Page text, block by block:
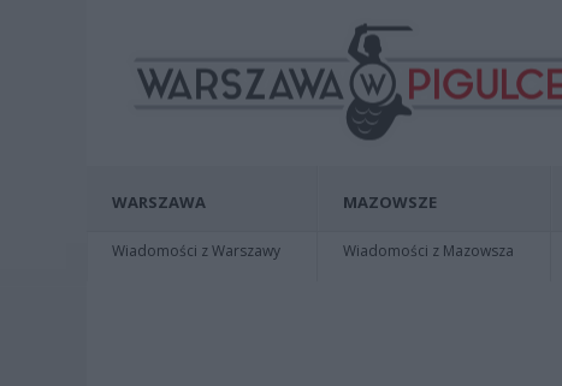
WARSZAWA
Wiadomości z Warszawy
MAZOWSZE
Wiadomości z Mazowsza